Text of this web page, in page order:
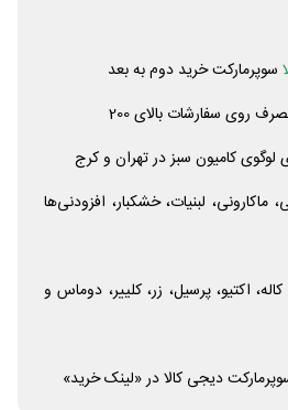
سوپرمارکت خرید دوم به بعد
لوگوی کامیون سبز در تهران و کرج
ماکارونی، لبنیات، خشکبار، افزودنی‌ها
اکتیو، پرسیل، زر، کلییر، دوماس و
دیجی کالا در «لینک خرید»